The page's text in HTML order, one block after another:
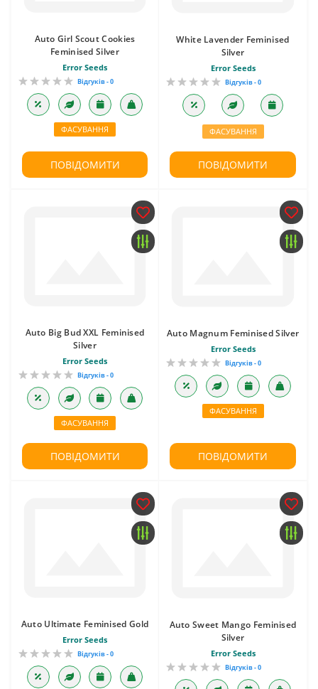
Auto Girl Scout Cookies
Feminised Silver
Error Seeds
Відгуків - 0
ФАСУВАННЯ
ПОВІДОМИТИ
White Lavender Feminised
Silver
Error Seeds
Відгуків - 0
ФАСУВАННЯ
ПОВІДОМИТИ
Auto Big Bud XXL Feminised
Silver
Error Seeds
Відгуків - 0
ФАСУВАННЯ
ПОВІДОМИТИ
Auto Magnum Feminised Silver
Error Seeds
Відгуків - 0
ФАСУВАННЯ
ПОВІДОМИТИ
Auto Ultimate Feminised Gold
Error Seeds
Відгуків - 0
Auto Sweet Mango Feminised
Silver
Error Seeds
Відгуків - 0